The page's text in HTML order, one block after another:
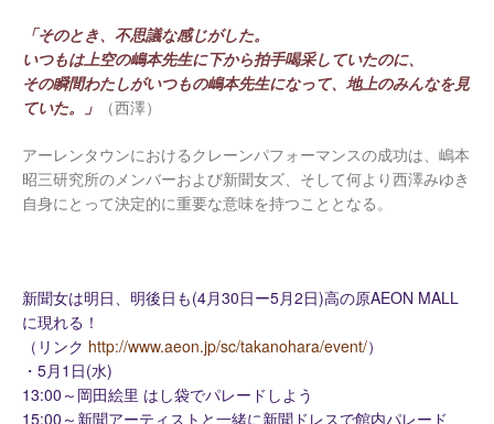
「そのとき、不思議な感じがした。
いつもは上空の嶋本先生に下から拍手喝采していたのに、
その瞬間わたしがいつもの嶋本先生になって、地上のみんなを見
ていた。」
（西澤）
アーレンタウンにおけるクレーンパフォーマンスの成功は、嶋本
昭三研究所のメンバーおよび新聞女ズ、そして何より西澤みゆき
自身にとって決定的に重要な意味を持つこととなる。
新聞女は明日、明後日も(4月30日ー5月2日)高の原AEON MALL
に現れる！
（リンク http://www.aeon.jp/sc/takanohara/event/）
・5月1日(水)
13:00～岡田絵里 はし袋でパレードしよう
15:00～新聞アーティストと一緒に新聞ドレスで館内パレード